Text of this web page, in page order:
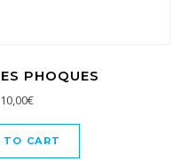
PHOQUES
10,00€
TO CART